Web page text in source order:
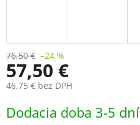
76,50 € –24 %
57,50 €
46,75 € bez DPH
cena:
Dodacia doba 3-5 dní